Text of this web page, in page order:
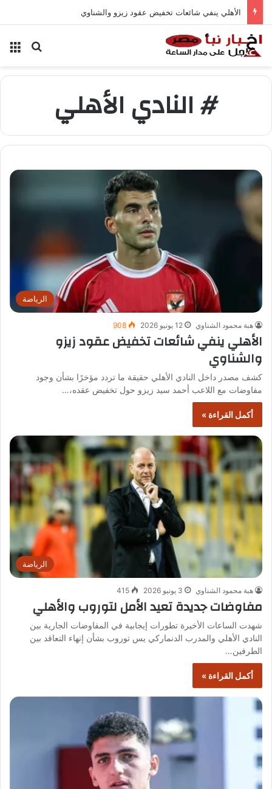
الأهلي ينفي شائعات تخفيض عقود زيزو والشناوي
بحث
# النادي الأهلي
الرياضة
هبة محمود الشناوي 12 يونيو 2026 908
الأهلي ينفي شائعات تخفيض عقود زيزو
والشناوي
كشف مصدر داخل النادي الأهلي حقيقة ما تردد مؤخرًا بشأن وجود
مفاوضات مع اللاعب أحمد سيد زيزو حول تخفيض عقده،…
أكمل القراءة »
الرياضة
هبة محمود الشناوي 3 يونيو 2026 415
مفاوضات جديدة تعيد الأمل لتوروب والأهلي
شهدت الساعات الأخيرة تطورات إيجابية في المفاوضات الجارية بين
النادي الأهلي والمدرب الدنماركي يس توروب بشأن إنهاء التعاقد بين
الطرفين…
أكمل القراءة »